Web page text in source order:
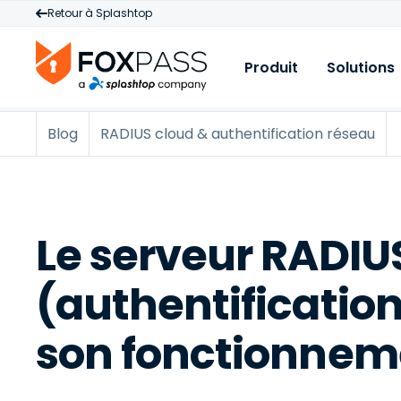
Retour à Splashtop
Produit
Produit
Licences et
Solutions
Blog RADIUS cloud & authentification réseau
Le serveur
(authentification
son